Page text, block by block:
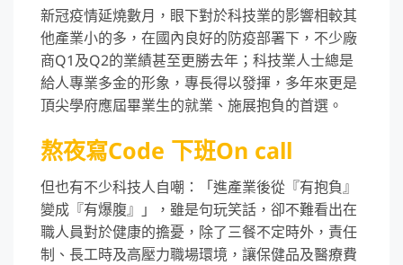
新冠疫情延燒數月，眼下對於科技業的影響相較其
他產業小的多，在國內良好的防疫部署下，不少廠
商Q1及Q2的業績甚至更勝去年；科技業人士總是
給人專業多金的形象，專長得以發揮，多年來更是
頂尖學府應屆畢業生的就業、施展抱負的首選。
熬夜寫Code 下班On call
但也有不少科技人自嘲：「進產業後從『有抱負』
變成『有爆腹』」，雖是句玩笑話，卻不難看出在
職人員對於健康的擔憂，除了三餐不定時外，責任
制、長工時及高壓力職場環境，讓保健品及醫療費